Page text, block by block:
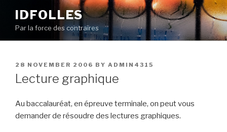
content
IDFOLLES
Par la force des contraires
POSTED
ON
28 NOVEMBER 2006 BY ADMIN4315
Lecture graphique
Au baccalauréat, en épreuve terminale, on peut vous
demander de résoudre des lectures graphiques.